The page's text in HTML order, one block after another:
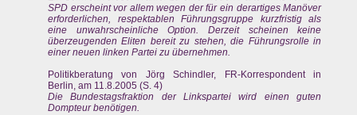
SPD erscheint vor allem wegen der für ein derartiges Manöver
erforderlichen, respektablen Führungsgruppe kurzfristig als
eine unwahrscheinliche Option. Derzeit scheinen keine
überzeugenden Eliten bereit zu stehen, die Führungsrolle in
einer neuen linken Partei zu übernehmen.
Politikberatung von Jörg Schindler, FR-Korrespondent in
Berlin, am 11.8.2005 (S. 4)
Die Bundestagsfraktion der Linkspartei wird einen guten
Dompteur benötigen.